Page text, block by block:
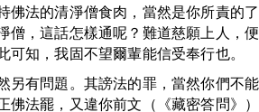
佛法的清淨僧食肉，當然是你所責的
僧，這話怎樣通呢？難道慈願上人，
知，我固不望爾輩能信受奉行也。
有問題。其謗法的罪，當然你們不
佛法罷，又違你前文（《藏密答問》